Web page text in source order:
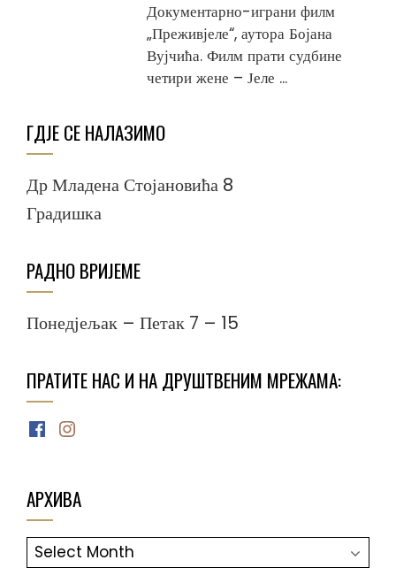
Документарно-играни филм
„Преживјеле“, аутора Бојана
Вујчића. Филм прати судбине
четири жене – Јеле ...
ГДЈЕ СЕ НАЛАЗИМО
Др Младена Стојановића 8
Градишка
РАДНО ВРИЈЕМЕ
Понедјељак – Петак 7 – 15
ПРАТИТЕ НАС И НА ДРУШТВЕНИМ МРЕЖАМА:
Facebook
Instagram
АРХИВА
АРХИВА